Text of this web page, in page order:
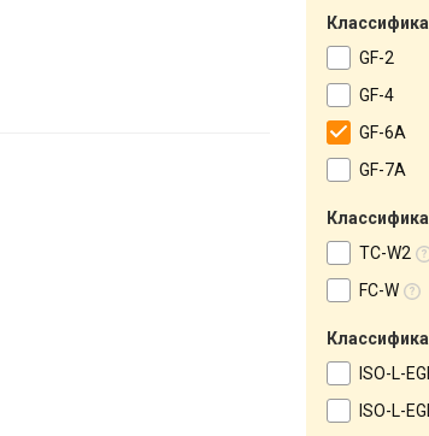
GF-2
GF-4
GF-6A
GF-7A
TC-W2
FC-W
ISO-L-
ISO-L-